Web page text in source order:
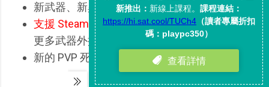
新武器、新異形
支援 Steam Workshop 工作坊（可以簡單安裝
更多武器外掛、地圖包）
新的 PVP 死鬥模式（玩家與玩家對戰）